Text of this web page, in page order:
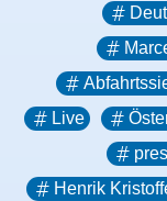
Live
Henrik